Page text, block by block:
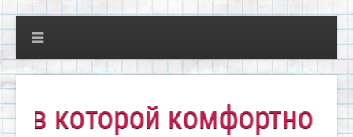
комфортно всем!"